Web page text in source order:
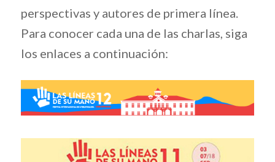
perspectivas y autores de primera línea.
Para conocer cada una de las charlas, siga
los enlaces a continuación: